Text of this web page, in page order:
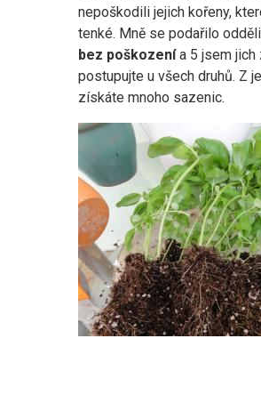
nepoškodili jejich kořeny,
tenké. Mně se podařilo
bez poškozenía 5 jsem jich
postupujte u všech druhů. Z
získáte mnoho sazenic.